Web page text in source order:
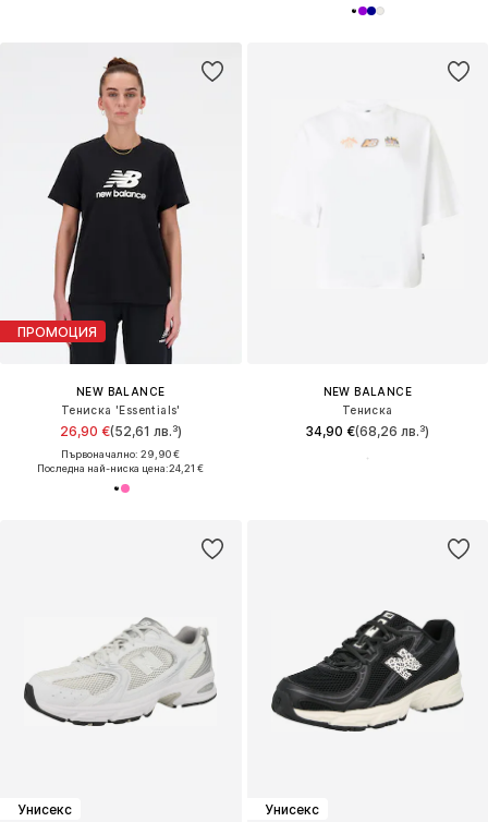
ПРОМОЦИЯ
NEW BALANCE
Тениска 'Essentials'
26,90 €(52,61 лв.³)
Първоначално: 29,90 €
Последна най-ниска цена:24,21 €
NEW BALANCE
Тениска
34,90 €(68,26 лв.³)
Унисекс Унисекс